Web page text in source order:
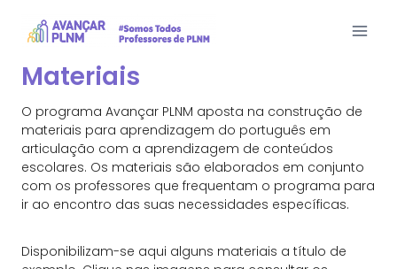
Materiais
O programa Avançar PLNM aposta na construção de
materiais para aprendizagem do português em
articulação com a aprendizagem de conteúdos
escolares. Os materiais são elaborados em conjunto
com os professores que frequentam o programa para
ir ao encontro das suas necessidades específicas.
Disponibilizam-se aqui alguns materiais a título de